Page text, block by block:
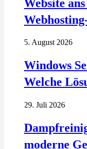
Website
5. August 2026
Windows
Welche
29. Juli 2026
moderne